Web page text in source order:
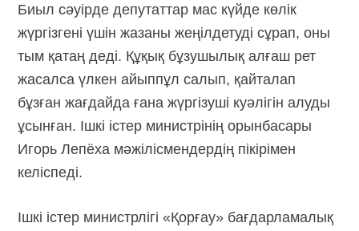
Биыл сәуірде депутаттар мас күйде көлік
жүргізгені үшін жазаны жеңілдетуді сұрап, оны
тым қатаң деді. Құқық бұзушылық алғаш рет
жасалса үлкен айыппұл салып, қайталап
бұзған жағдайда ғана жүргізуші куәлігін алуды
ұсынған. Ішкі істер министрінің орынбасары
Игорь Лепёха мәжілісмендердің пікірімен
келіспеді.
Ішкі істер министрлігі «Қорғау» бағдарламалық